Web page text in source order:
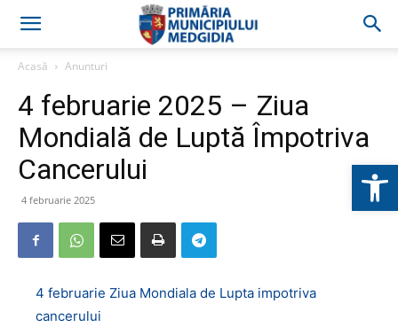
Acasă Anunturi
4 februarie 2025 – Ziua
Mondială de Luptă Împotriva
Cancerului
4 februarie 2025
4 februarie Ziua Mondiala de Lupta impotriva
cancerului